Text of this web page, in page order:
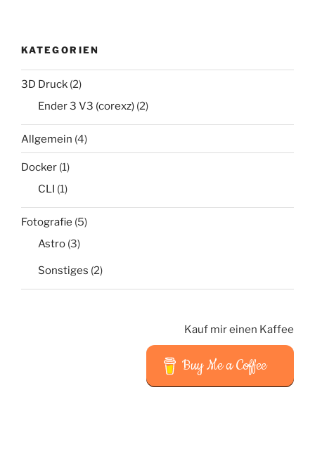
KATEGORIEN
3D Druck (2)
Ender 3 V3 (corexz) (2)
Allgemein (4)
Docker (1)
CLI (1)
Fotografie (5)
Astro (3)
Sonstiges (2)
Kauf mir einen Kaffee
Buy Me a Coffee